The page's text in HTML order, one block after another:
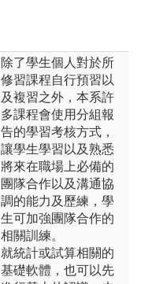
除了學生個人對於所
修習課程自行預習以
及複習之外，本系許
多課程會使用分組報
告的學習考核方式，
讓學生學習以及熟悉
將來在職場上必備的
團隊合作以及溝通協
調的能力及歷練，學
生可加強團隊合作的
相關訓練。
就統計或試算相關的
基礎軟體，也可以先